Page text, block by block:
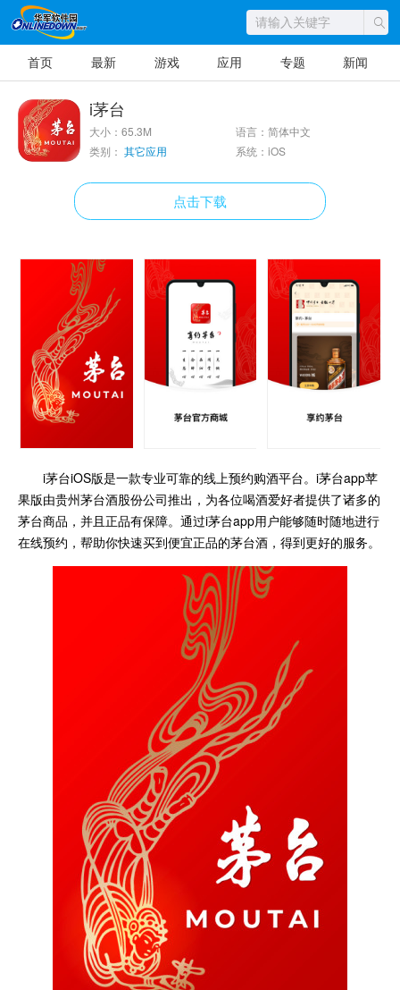
首页 最新 游戏 应用 专题 新闻
i茅台
大小：65.3M
语言：简体中文
类别： 其它应用 系统：iOS
点击下载
i茅台iOS版是一款专业可靠的线上预约购酒平台。i茅台app苹
果版由贵州茅台酒股份公司推出，为各位喝酒爱好者提供了诸多的
茅台商品，并且正品有保障。通过i茅台app用户能够随时随地进行
在线预约，帮助你快速买到便宜正品的茅台酒，得到更好的服务。